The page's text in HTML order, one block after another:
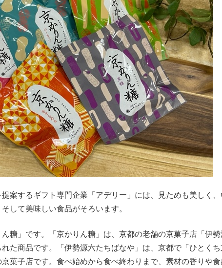
提案するギフト専門企業「アデリー」には、見ためも美しく
して美味しい食品がそろいます。
糖」です。「京かりん糖」は、京都の老舗の京菓子店「伊勢
た商品です。「伊勢源六たちばなや」は、京都で「ひとく
菓子店です。食べ始めから食べ終わりまで、素材の香りや食